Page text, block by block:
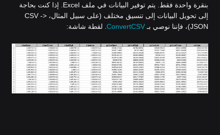
بنقرة واحدة فقط. يتم توفير البيانات في ملف Excel. إذا كنت بحاجة
إلى تحويل البيانات إلى تنسيق مختلف (على سبيل المثال، CSV ->
JSON)، فإننا نوصي بـ
ConvertCSV . لقطة شاشة: